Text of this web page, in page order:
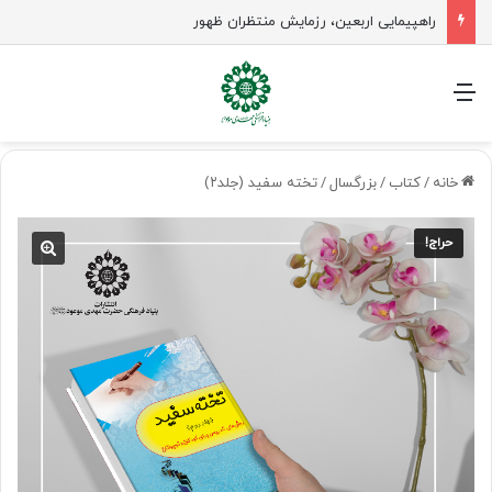
جلسه شورای سیاستگذاری فعالیت های مهدوی مازنداران برگزار شد
منو
خانه /کتاب /بزرگسال/تخته سفید (جلد۲)
حراج!